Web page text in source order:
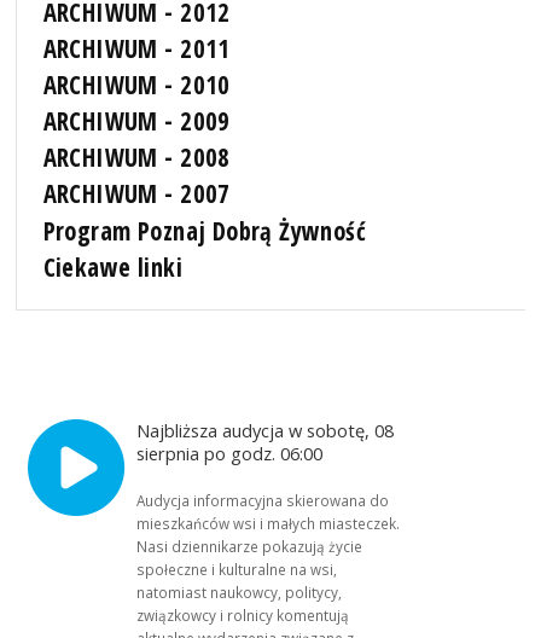
ARCHIWUM - 2012
ARCHIWUM - 2011
ARCHIWUM - 2010
ARCHIWUM - 2009
ARCHIWUM - 2008
ARCHIWUM - 2007
Program Poznaj Dobrą Żywność
Ciekawe linki
Najbliższa audycja w sobotę, 08
sierpnia po godz. 06:00
Audycja informacyjna skierowana do
mieszkańców wsi i małych miasteczek.
Nasi dziennikarze pokazują życie
społeczne i kulturalne na wsi,
natomiast naukowcy, politycy,
związkowcy i rolnicy komentują